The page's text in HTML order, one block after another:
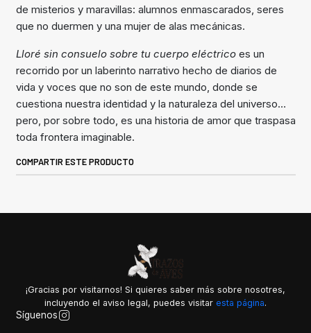
de misterios y maravillas: alumnos enmascarados, seres
que no duermen y una mujer de alas mecánicas.
Lloré sin consuelo sobre tu cuerpo eléctricoes un
recorrido por un laberinto narrativo hecho de diarios de
vida y voces que no son de este mundo, donde se
cuestiona nuestra identidad y la naturaleza del universo…
pero, por sobre todo, es una historia de amor que traspasa
toda frontera imaginable.
COMPARTIR ESTE PRODUCTO
¡Gracias por visitarnos! Si quieres saber más sobre nosotres,
incluyendo el aviso legal, puedes visitar esta página.
Síguenos